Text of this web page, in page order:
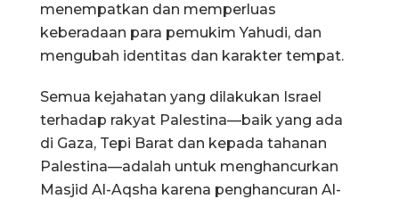
menempatkan dan memperluas
keberadaan para pemukim Yahudi, dan
mengubah identitas dan karakter tempat.
Semua kejahatan yang dilakukan Israel
terhadap rakyat Palestina—baik yang ada
di Gaza, Tepi Barat dan kepada tahanan
Palestina—adalah untuk menghancurkan
Masjid Al-Aqsha karena penghancuran Al-